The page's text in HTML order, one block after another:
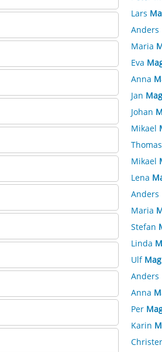
Lars
Anders
Maria
Eva
Anna
Jan
Johan
Mikael
Mikael
Lena
Anders
Maria
Stefan
Linda
Ulf
Anders
Anna
Per
Karin